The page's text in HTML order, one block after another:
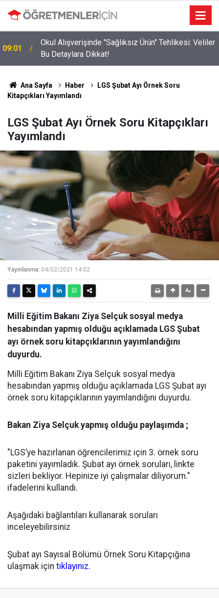
09:01
Okul Alışverişinde "Sağlıksız Ürün" Tehlikesi: Veliler
Bu Detaylara Dikkat!
Ana Sayfa Haber
LGS Şubat Ayı Örnek Soru
Kitapçıkları Yayımlandı
LGS Şubat Ayı Örnek Soru Kitapçıkları
Yayımlandı
Yayınlanma: 04/02/2021 14:02
Milli Eğitim Bakanı Ziya Selçuk sosyal medya
hesabından yapmış olduğu açıklamada LGS Şubat
ayı örnek soru kitapçıklarının yayımlandığını
duyurdu.
Milli Eğitim Bakanı Ziya Selçuk sosyal medya
hesabından yapmış olduğu açıklamada LGS Şubat ayı
örnek soru kitapçıklarının yayımlandığını duyurdu.
Bakan Ziya Selçuk yapmış olduğu paylaşımda ;
"LGS’ye hazırlanan öğrencilerimiz için 3. örnek soru
paketini yayımladık. Şubat ayı örnek soruları, linkte
sizleri bekliyor. Hepinize iyi çalışmalar diliyorum."
ifadelerini kullandı.
Aşağıdaki bağlantıları kullanarak soruları
inceleyebilirsiniz
Şubat ayı Sayısal Bölümü Örnek Soru Kitapçığına
ulaşmak için tıklayınız.